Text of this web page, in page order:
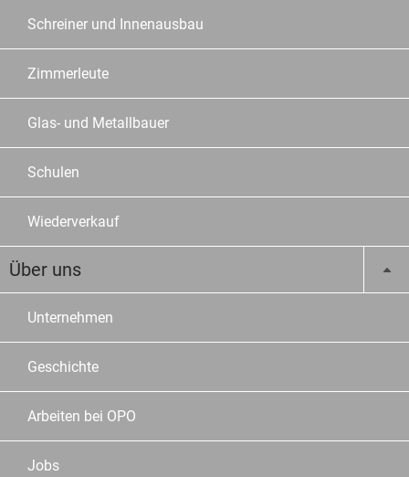
Schreiner und Innenausbau
Zimmerleute
Glas- und Metallbauer
Schulen
Wiederverkauf
Über uns
Unternehmen
Geschichte
Arbeiten bei OPO
Jobs